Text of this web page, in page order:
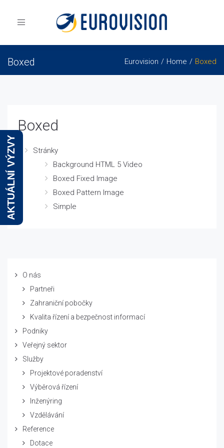
Toggle
Boxed Eurovision Home Boxed
Boxed
Stránky
Background HTML 5 Video
Boxed Fixed Image
Boxed Pattern Image
Simple
O nás
Partneři
Zahraniční pobočky
Kvalita řízení a bezpečnost informací
Podniky
Veřejný sektor
Služby
Projektové poradenství
Výběrová řízení
Inženýring
Vzdělávání
Reference
Dotace
AKTUÁLNÍ VÝZVY